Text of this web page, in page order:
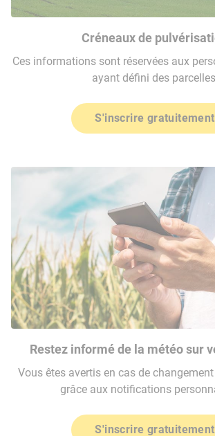
Créneaux de
Ces informations sont réservées aux
ayant défini des
S'inscrire gratuitement
Restez informé de la météo sur
Vous êtes avertis en cas de
grâce aux notifications
S'inscrire gratuitement